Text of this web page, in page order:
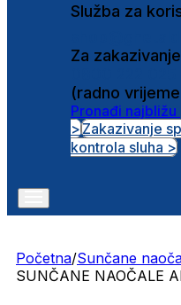
Služba za
Za
(radno
Pronađi
>Zakazivanje
kontrola sluha >
Početna/Sunčane
SUNČANE NAOČALE